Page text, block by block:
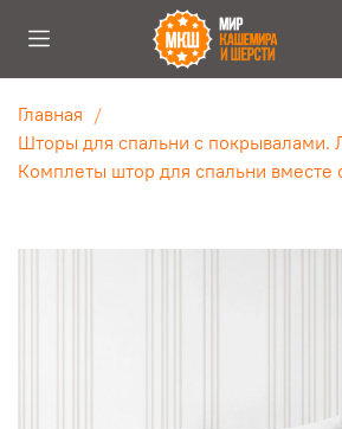
Главная
Шторы для спальни с
Комплеты штор для спальни вместе